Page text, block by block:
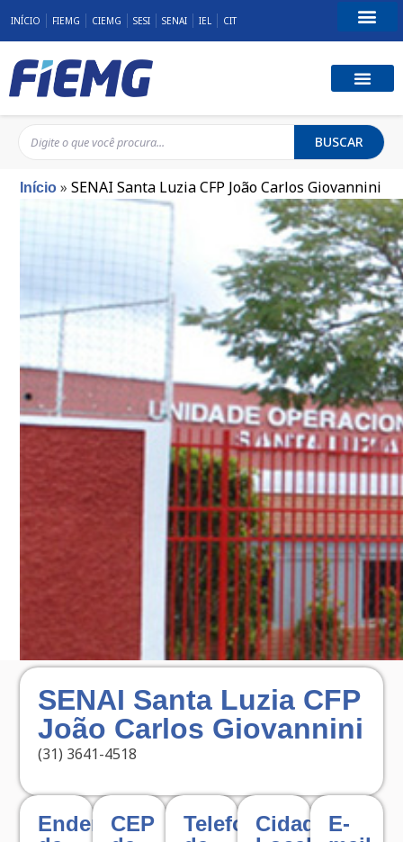
INÍCIO FIEMG CIEMG SESI SENAI IEL CIT
BUSCAR
Início »SENAI Santa Luzia CFP João Carlos Giovannini
SENAI Santa Luzia CFP
João Carlos Giovannini
(31) 3641-4518
Endereço
CEP
TelefoneCidade E-